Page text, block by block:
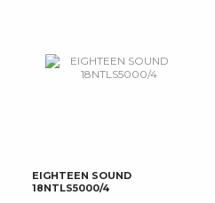
EIGHTEEN SOUND
18NTLS5000/4